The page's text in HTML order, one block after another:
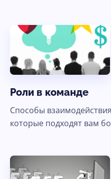
Роли в команде
Способы
которые подходят вам